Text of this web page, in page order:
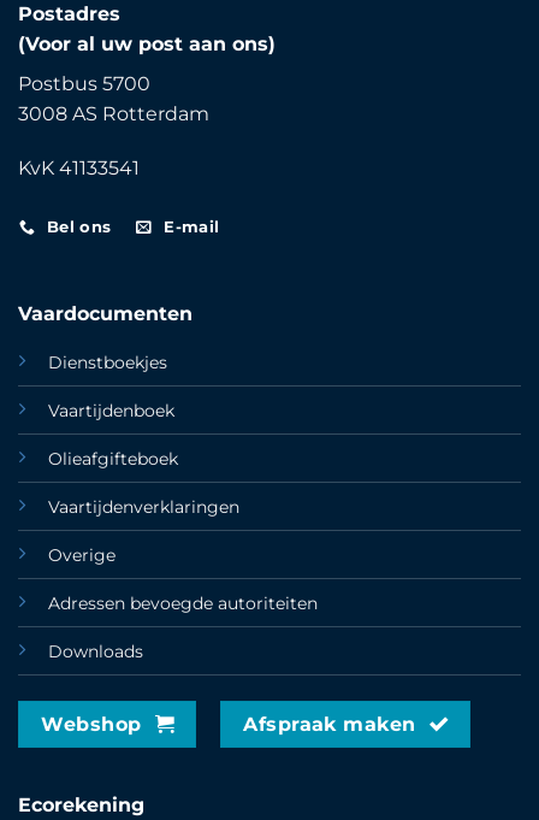
Postadres
(Voor al uw post aan ons)
Postbus 5700
3008 AS Rotterdam
KvK 41133541
Bel ons E-mail
Vaardocumenten
Dienstboekjes
Vaartijdenboek
Olieafgifteboek
Vaartijdenverklaringen
Overige
Adressen bevoegde autoriteiten
Downloads
Webshop Afspraak maken
Ecorekening